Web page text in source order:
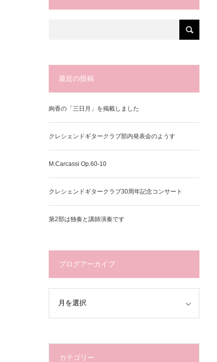
最近の投稿
絢香の「三日月」を掲載しました
クレシェンドギタークラブ部内発表会のようす
M.Carcassi Op.60-10
クレシェンドギタークラブ30周年記念コンサート
第2部は独奏と講師演奏です
ブログアーカイブ
カテゴリー